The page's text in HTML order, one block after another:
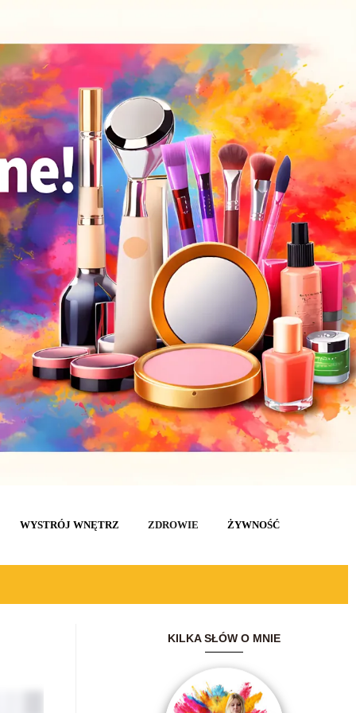
WYSTRÓJ WNĘTRZ ZDROWIE ŻYWNOŚĆ
KILKA SŁÓW O MNIE